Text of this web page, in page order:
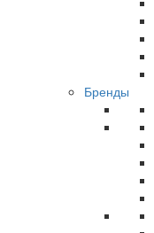
Бренды